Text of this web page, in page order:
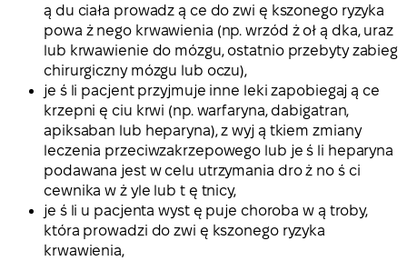
ą du ciała prowadz ą ce do zwi ę kszonego ryzyka
powa ż nego krwawienia (np. wrzód ż oł ą dka, uraz
lub krwawienie do mózgu, ostatnio przebyty zabieg
chirurgiczny mózgu lub oczu),
je ś li pacjent przyjmuje inne leki zapobiegaj ą ce
krzepni ę ciu krwi (np. warfaryna, dabigatran,
apiksaban lub heparyna), z wyj ą tkiem zmiany
leczenia przeciwzakrzepowego lub je ś li heparyna
podawana jest w celu utrzymania dro ż no ś ci
cewnika w ż yle lub t ę tnicy,
je ś li u pacjenta wyst ę puje choroba w ą troby,
która prowadzi do zwi ę kszonego ryzyka
krwawienia,